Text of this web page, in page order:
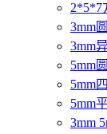
2*5*7
3mm
3mm
5mm
5mm
5mm
3mm